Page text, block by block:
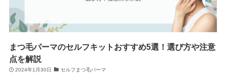
まつ毛パーマのセルフキットおすすめ5選！選び方や注意
点を解説
2024年1月30日 セルフまつ毛パーマ